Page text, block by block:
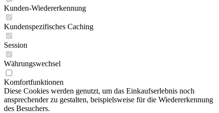
Kunden-Wiedererkennung
Kundenspezifisches Caching
Session
Währungswechsel
Komfortfunktionen
Diese Cookies werden genutzt, um das Einkaufserlebnis noch
ansprechender zu gestalten, beispielsweise für die Wiedererkennung
des Besuchers.